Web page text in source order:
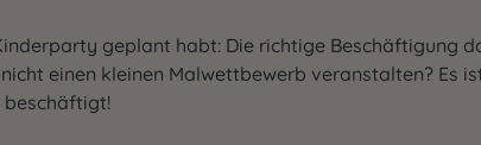
geplant habt: Die richtige Beschäftigung
einen kleinen Malwettbewerb veranstalten? Es
beschäftigt!